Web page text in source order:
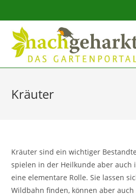
Sidebar-
Inhalt
Kräuter
Kräuter sind ein wichtiger
spielen in der Heilkunde aber auch
eine elementare Rolle. Sie lassen
Wildbahn finden, können aber